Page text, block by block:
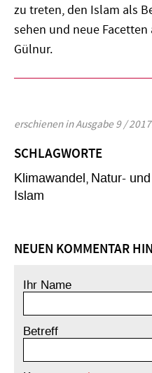
zu treten, den Islam als
sehen und neue
Gülnur.
erschienen in Ausgabe 9 /
SCHLAGWORTE
Klimawandel Natur-
Islam
NEUEN KOMMENTAR
Ihr Name
Betreff